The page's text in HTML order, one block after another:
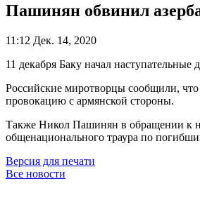
Пашинян обвинил
11:12 Дек. 14, 2020
11 декабря Баку начал
Российские миротворцы сообщили,
провокацию с армянской стороны.
Также Никол Пашинян в обращении к
общенационального траура по
Версия для печати
Все новости